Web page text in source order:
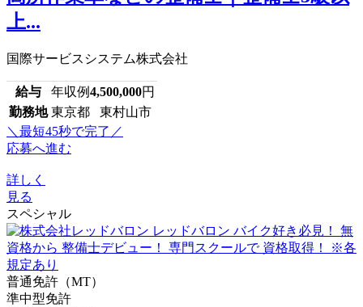
上...
国際サービスシステム株式会社
給与 年収例4,500,000円
勤務地 東京都 東村山市
＼最短45秒で完了／
応募へ進む
詳しく
見る
スペシャル
普通免許（MT）
準中型免許